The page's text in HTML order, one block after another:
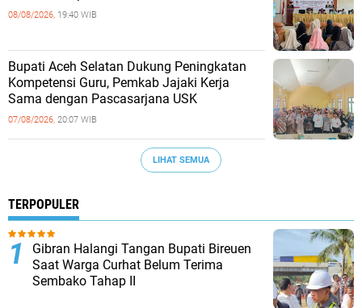
08/08/2026, 19:40 WIB
Bupati Aceh Selatan Dukung Peningkatan
Kompetensi Guru, Pemkab Jajaki Kerja
Sama dengan Pascasarjana USK
07/08/2026, 20:07 WIB
LIHAT SEMUA
TERPOPULER
Gibran Halangi Tangan Bupati Bireuen
Saat Warga Curhat Belum Terima
Sembako Tahap II